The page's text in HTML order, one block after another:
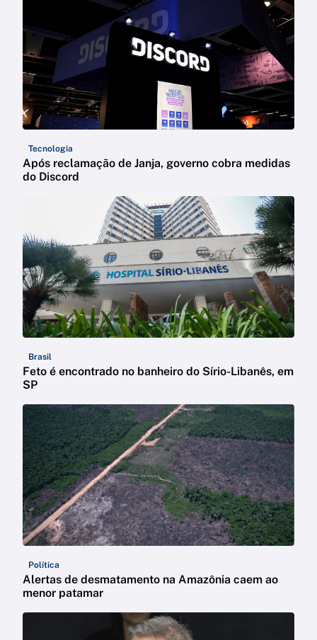
Tecnologia
Após reclamação de Janja, governo cobra medidas
do Discord
Brasil
Feto é encontrado no banheiro do Sírio-Libanês, em
SP
Política
Alertas de desmatamento na Amazônia caem ao
menor patamar